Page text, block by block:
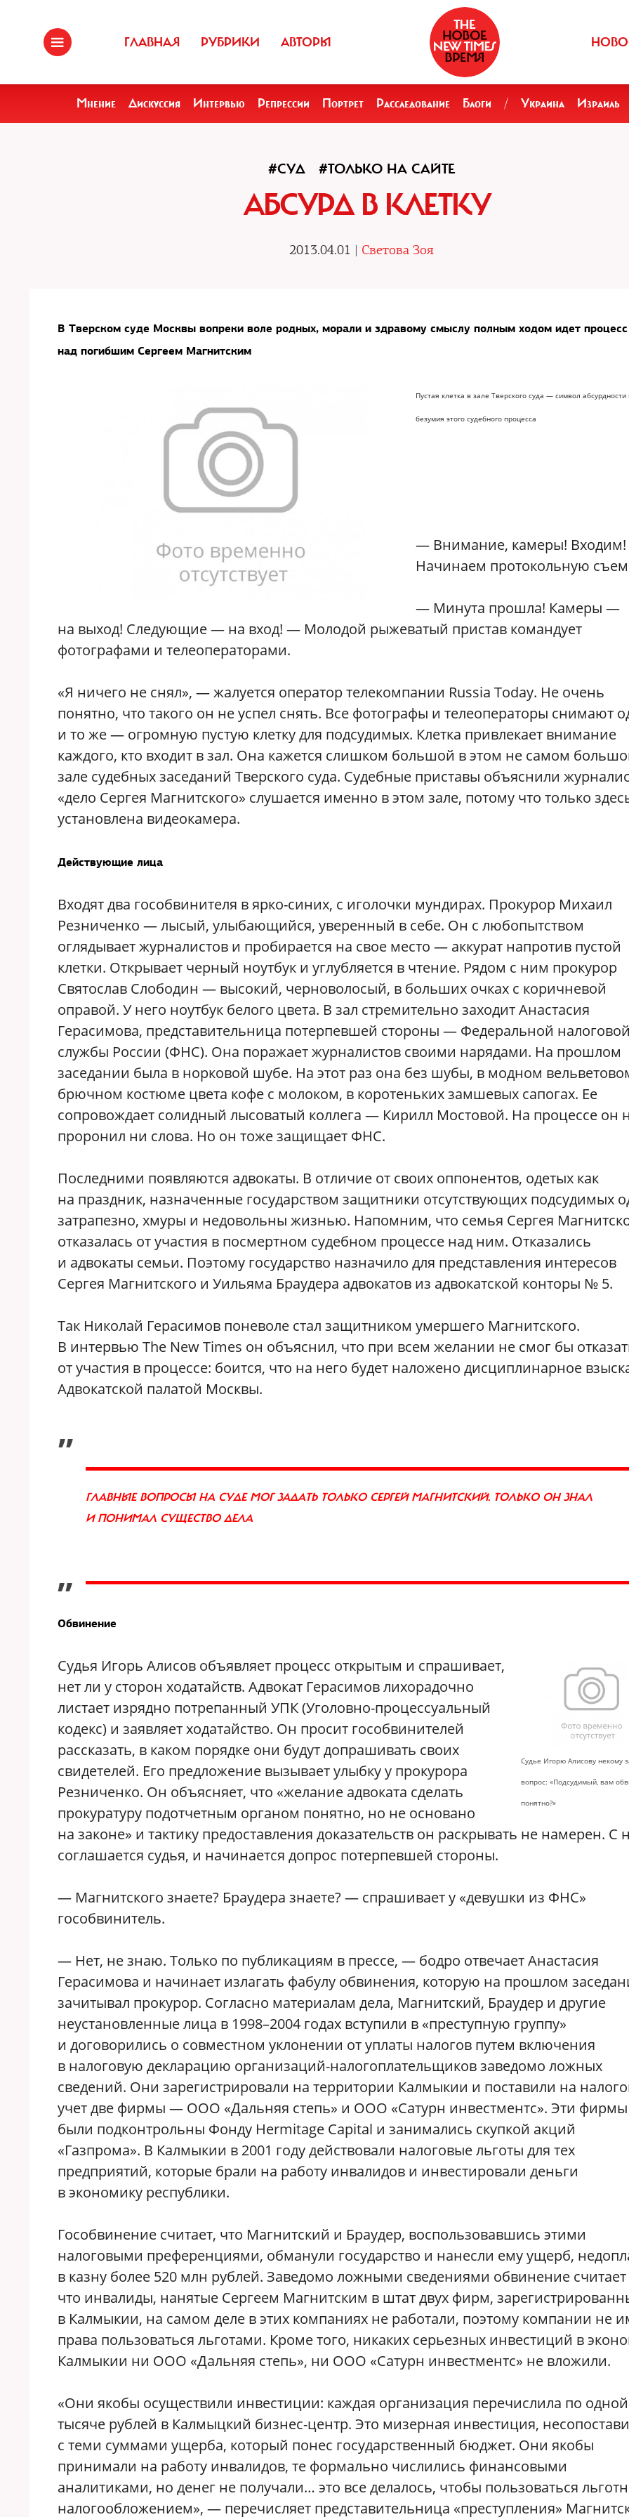
ГЛАВНАЯ РУБРИКИ АВТОРЫ
Мнение Дискуссия Интервью Репрессии Портрет Расследование Блоги / Украина Израиль
#СУД #ТОЛЬКО НА САЙТЕ
АБСУРД В КЛЕТКУ
2013.04.01 | Светова Зоя
В Тверском суде Москвы вопреки воле родных, морали и здравому смыслу полным ходом идет процесс
над погибшим Сергеем Магнитским
Пустая клетка в зале Тверского суда — символ абсурдности
безумия этого судебного процесса
— Внимание, камеры! Входим!
Начинаем протокольную
— Минута прошла! Камеры —
на выход! Следующие — на вход! — Молодой рыжеватый пристав командует
фотографами и телеоператорами.
«Я ничего не снял», — жалуется оператор телекомпании Russia Today. Не очень
понятно, что такого он не успел снять. Все фотографы и телеоператоры снимают
и то же — огромную пустую клетку для подсудимых. Клетка привлекает внимание
каждого, кто входит в зал. Она кажется слишком большой в этом не самом
зале судебных заседаний Тверского суда. Судебные приставы объяснили
«дело Сергея Магнитского» слушается именно в этом зале, потому что только
установлена видеокамера.
Действующие лица
Входят два гособвинителя в ярко-синих, с иголочки мундирах. Прокурор Михаил
Резниченко — лысый, улыбающийся, уверенный в себе. Он с любопытством
оглядывает журналистов и пробирается на свое место — аккурат напротив пустой
клетки. Открывает черный ноутбук и углубляется в чтение. Рядом с ним прокурор
Святослав Слободин — высокий, черноволосый, в больших очках с коричневой
оправой. У него ноутбук белого цвета. В зал стремительно заходит Анастасия
Герасимова, представительница потерпевшей стороны — Федеральной налоговой
службы России (ФНС). Она поражает журналистов своими нарядами. На прошлом
заседании была в норковой шубе. На этот раз она без шубы, в модном
брючном костюме цвета кофе с молоком, в коротеньких замшевых сапогах. Ее
сопровождает солидный лысоватый коллега — Кирилл Мостовой. На процессе он
проронил ни слова. Но он тоже защищает ФНС.
Последними появляются адвокаты. В отличие от своих оппонентов, одетых как
на праздник, назначенные государством защитники отсутствующих подсудимых
затрапезно, хмуры и недовольны жизнью. Напомним, что семья Сергея
отказалась от участия в посмертном судебном процессе над ним. Отказались
и адвокаты семьи. Поэтому государство назначило для представления интересов
Сергея Магнитского и Уильяма Браудера адвокатов из адвокатской конторы № 5.
Так Николай Герасимов поневоле стал защитником умершего Магнитского.
В интервью The New Times он объяснил, что при всем желании не смог бы
от участия в процессе: боится, что на него будет наложено дисциплинарное
Адвокатской палатой Москвы.
„
ГЛАВНЫЕ ВОПРОСЫ НА СУДЕ МОГ ЗАДАТЬ ТОЛЬКО СЕРГЕЙ МАГНИТСКИЙ. ТОЛЬКО ОН ЗНАЛ
И ПОНИМАЛ СУЩЕСТВО ДЕЛА
”
Обвинение
Судье Игорю Алисову некому
вопрос: «Подсудимый, вам
понятно?»
Судья Игорь Алисов объявляет процесс открытым и спрашивает,
нет ли у сторон ходатайств. Адвокат Герасимов лихорадочно
листает изрядно потрепанный УПК (Уголовно-процессуальный
кодекс) и заявляет ходатайство. Он просит гособвинителей
рассказать, в каком порядке они будут допрашивать своих
свидетелей. Его предложение вызывает улыбку у прокурора
Резниченко. Он объясняет, что «желание адвоката сделать
прокуратуру подотчетным органом понятно, но не основано
на законе» и тактику предоставления доказательств он раскрывать не намерен. С
соглашается судья, и начинается допрос потерпевшей стороны.
— Магнитского знаете? Браудера знаете? — спрашивает у «девушки из ФНС»
гособвинитель.
— Нет, не знаю. Только по публикациям в прессе, — бодро отвечает Анастасия
Герасимова и начинает излагать фабулу обвинения, которую на прошлом
зачитывал прокурор. Согласно материалам дела, Магнитский, Браудер и другие
неустановленные лица в 1998–2004 годах вступили в «преступную группу»
и договорились о совместном уклонении от уплаты налогов путем включения
в налоговую декларацию организаций-налогоплательщиков заведомо ложных
сведений. Они зарегистрировали на территории Калмыкии и поставили на
учет две фирмы — ООО «Дальняя степь» и ООО «Сатурн инвестментс». Эти фирмы
были подконтрольны Фонду Hermitage Capital и занимались скупкой акций
«Газпрома». В Калмыкии в 2001 году действовали налоговые льготы для тех
предприятий, которые брали на работу инвалидов и инвестировали деньги
в экономику республики.
Гособвинение считает, что Магнитский и Браудер, воспользовавшись этими
налоговыми преференциями, обманули государство и нанесли ему ущерб,
в казну более 520 млн рублей. Заведомо ложными сведениями обвинение считает
что инвалиды, нанятые Сергеем Магнитским в штат двух фирм,
в Калмыкии, на самом деле в этих компаниях не работали, поэтому компании не
права пользоваться льготами. Кроме того, никаких серьезных инвестиций в
Калмыкии ни ООО «Дальняя степь», ни ООО «Сатурн инвестментс» не вложили.
«Они якобы осуществили инвестиции: каждая организация перечислила по одной
тысяче рублей в Калмыцкий бизнес-центр. Это мизерная инвестиция,
с теми суммами ущерба, который понес государственный бюджет. Они якобы
принимали на работу инвалидов, те формально числились финансовыми
аналитиками, но денег не получали… это все делалось, чтобы пользоваться
налогообложением», — перечисляет представительница «преступления»